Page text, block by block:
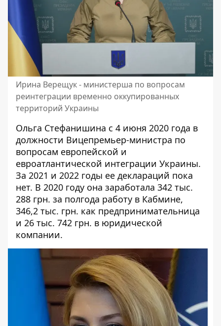
Ирина Верещук - министерша по вопросам
реинтеграции временно оккупированных
территорий Украины
Ольга Стефанишина с 4 июня 2020 года в
должности Вицепремьер-министра по
вопросам европейской и
евроатлантической интеграции Украины.
За 2021 и 2022 годы ее деклараций пока
нет. В 2020 году она заработала 342 тыс.
288 грн. за полгода работу в Кабмине,
346,2 тыс. грн. как предпринимательница
и 26 тыс. 742 грн. в юридической
компании.